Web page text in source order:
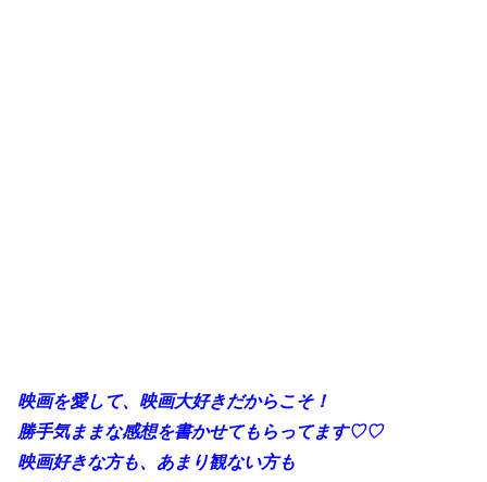
映画を愛して、映画大好きだからこそ！
勝手気ままな感想を書かせてもらってます♡♡
映画好きな方も、あまり観ない方も